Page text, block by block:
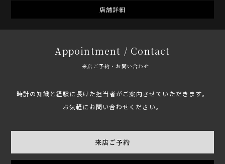
店舗詳細
Appointment / Contact
来店ご予約・お問い合わせ
時計の知識と経験に長けた担当者がご案内させていただきます。
お気軽にお問い合わせください。
来店ご予約